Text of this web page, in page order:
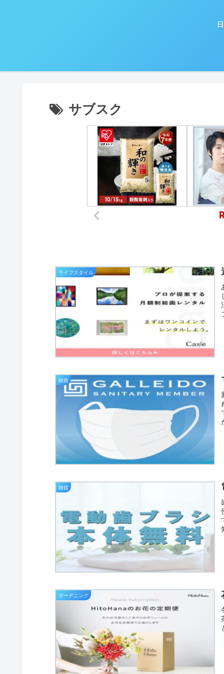
サブスク
ライフスタイル
雑貨
雑貨
ガーデニング